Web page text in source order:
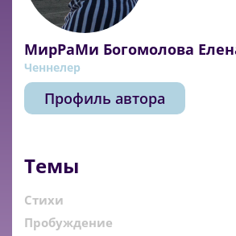
МирРаМи Богомолова
Ченнелер
Профиль автора
Темы
Стихи
Пробуждение